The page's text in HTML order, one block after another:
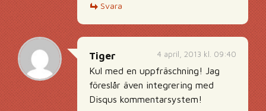
Svara
4 april, 2013 kl. 09:40
Tiger
Kul med en uppfräschning! Jag
föreslår även integrering med
Disqus kommentarsystem!